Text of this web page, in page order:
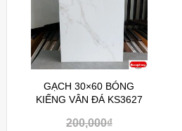
GẠCH 30×60 BÓNG
KIẾNG VÂN ĐÁ KS3627
200,000₫